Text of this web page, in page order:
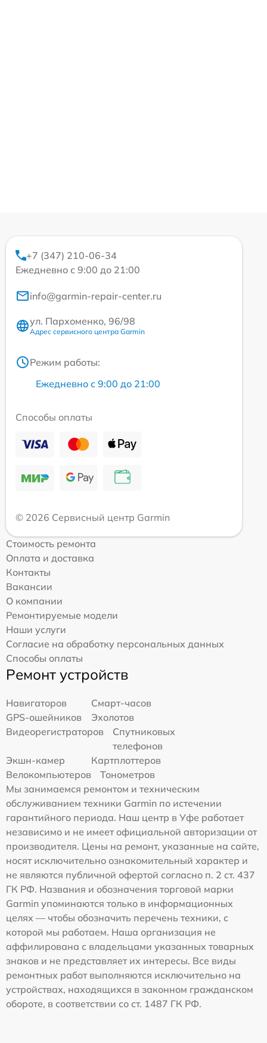
+7 (347) 210-06-34
Ежедневно с 9:00 до 21:00
info@garmin-repair-center.ru
ул. Пархоменко, 96/98
Адрес сервисного центра Garmin
Режим работы:
Ежедневно с 9:00 до 21:00
Способы оплаты
© 2026 Сервисный центр Garmin
Стоимость ремонта
Оплата и доставка
Контакты
Вакансии
О компании
Ремонтируемые модели
Наши услуги
Согласие на обработку персональных данных
Способы оплаты
Ремонт устройств
Навигаторов
Смарт-часов
GPS-ошейников
Эхолотов
Видеорегистраторов
Спутниковых
телефонов
Экшн-камер
Картплоттеров
Велокомпьютеров
Тонометров
Мы занимаемся ремонтом и техническим
обслуживанием техники Garmin по истечении
гарантийного периода. Наш центр в Уфе работает
независимо и не имеет официальной авторизации от
производителя. Цены на ремонт, указанные на сайте,
носят исключительно ознакомительный характер и
не являются публичной офертой согласно п. 2 ст. 437
ГК РФ. Названия и обозначения торговой марки
Garmin упоминаются только в информационных
целях — чтобы обозначить перечень техники, с
которой мы работаем. Наша организация не
аффилирована с владельцами указанных товарных
знаков и не представляет их интересы. Все виды
ремонтных работ выполняются исключительно на
устройствах, находящихся в законном гражданском
обороте, в соответствии со ст. 1487 ГК РФ.